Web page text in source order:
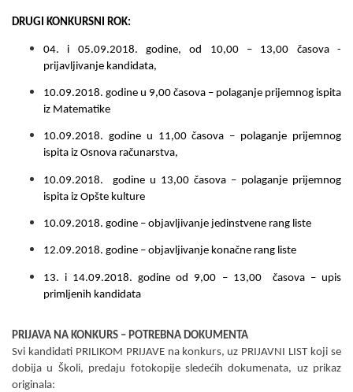
DRUGI KONKURSNI ROK:
04. i 05.09.2018. godine, od 10,00 – 13,00 časova -
prijavlјivanje kandidata,
10.09.2018. godine u 9,00 časova – polaganje prijemnog ispita
iz Matematike
10.09.2018. godine u 11,00 časova – polaganje prijemnog
ispita iz Osnova računarstva,
10.09.2018. godine u 13,00 časova – polaganje prijemnog
ispita iz Opšte kulture
10.09.2018. godine – objavlјivanje jedinstvene rang liste
12.09.2018. godine – objavlјivanje konačne rang liste
13. i 14.09.2018.godine od 9,00 – 13,00 časova – upis
primlјenih kandidata
PRIJAVA NA KONKURS – POTREBNA DOKUMENTA
Svi kandidati PRILIKOM PRIJAVE na konkurs, uz PRIJAVNI LIST koji se
dobija u Školi, predaju fotokopije sledećih dokumenata, uz prikaz
originala: